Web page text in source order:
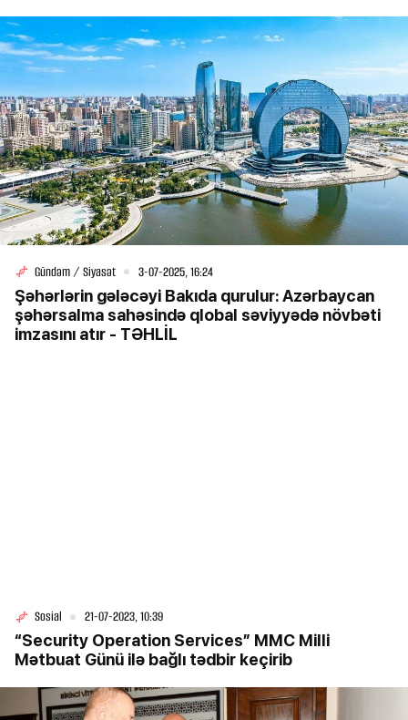
Gündəm / Siyasət 3-07-2025, 16:24
Şəhərlərin gələcəyi Bakıda qurulur: Azərbaycan
şəhərsalma sahəsində qlobal səviyyədə növbəti
imzasını atır - TƏHLİL
Sosial 21-07-2023, 10:39
“Security Operation Services” MMC Milli
Mətbuat Günü ilə bağlı tədbir keçirib